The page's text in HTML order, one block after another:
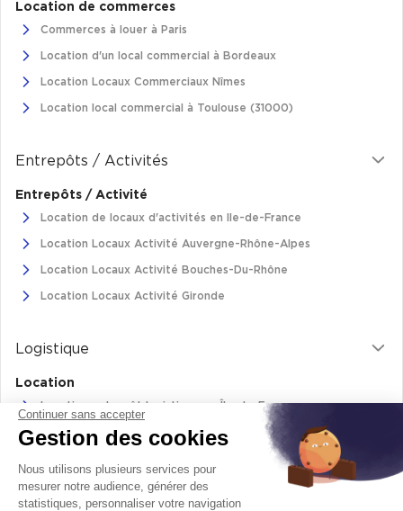
Location de commerces
Commerces à louer à Paris
Location d'un local commercial à Bordeaux
Location Locaux Commerciaux Nîmes
Location local commercial à Toulouse (31000)
Entrepôts / Activités
Entrepôts / Activité
Location de locaux d'activités en Ile-de-France
Location Locaux Activité Auvergne-Rhône-Alpes
Location Locaux Activité Bouches-Du-Rhône
Location Locaux Activité Gironde
Logistique
Location
Location entrepôt logistique en Île-de-France
Location entrepôt logistique Pas-de-Calais
Location de bâtiments logistiques en Auvergne-Rhône-Alpes
Location Logistique Bouches-Du-Rhône
Continuer sans accepter
Gestion des cookies
Nous utilisons plusieurs services pour
mesurer notre audience, générer des
statistiques, personnaliser votre navigation